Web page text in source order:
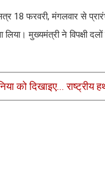
18 फरवरी, मंगलवार से
लिया। मुख्यमंत्री ने
को दिखाइए...